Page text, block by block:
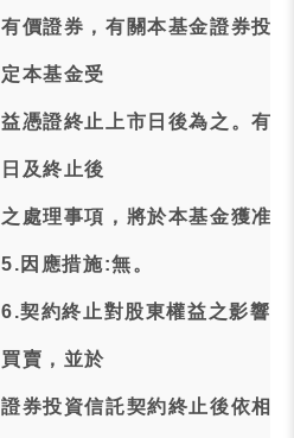
有價證券，有關本基金證券投
定本基金受
益憑證終止上市日後為之。有
日及終止後
之處理事項，將於本基金獲准
5.因應措施:無。
6.契約終止對股東權益之影響:
買賣，並於
證券投資信託契約終止後依相